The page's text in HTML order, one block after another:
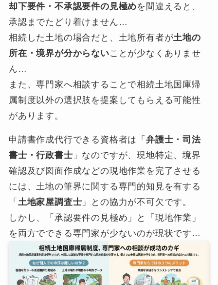
却下要件・不承認要件の見極めを間違えると、
承認までたどり着けません…
相続した土地の場合だと、土地所有者が土地の
所在・境界が分からないことが少なくありませ
ん…
また、専門家へ相談することで相続土地国庫帰
属制度以外の選択肢を提案してもらえる可能性
があります。
申請書作成代行できる資格者は「弁護士・司法
書士・行政書士 」なのですが、現地特定、境界
確認及び図面作成などの現地作業を完了させる
には、土地の筆界に関する専門的知見を有する
「 土地家屋調査士 」との協力が不可欠です。
しかし、「承認要件の見極め」と「現地作業」
を両方でできる専門家が少ないのが現状です…